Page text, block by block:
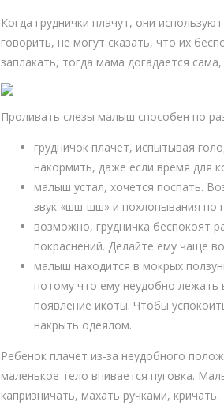
Когда груднички плачут, они
говорить, не могут сказать, что их
заплакать, тогда мама догадается
Проливать слезы малыш способен по
грудничок плачет, испытывая
накормить, даже если время для
малыш устал, хочется поспать.
звук «шш-шш» и похлопывания по
возможно, грудничка беспокоят
покраснений. Делайте ему чаще
малыш находится в мокрых
потому что ему неудобно
появление икоты. Чтобы
накрыть одеялом.
Ребенок плачет из-за неудобного
маленькое тело впивается пуговка.
капризничать, махать ручками, кричать.